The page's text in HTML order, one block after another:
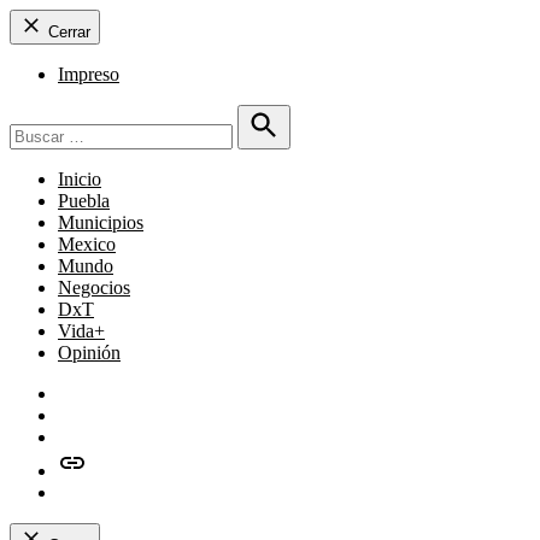
Cerrar
Impreso
Buscar
Inicio
Puebla
Municipios
Mexico
Mundo
Negocios
DxT
Vida+
Opinión
issuu